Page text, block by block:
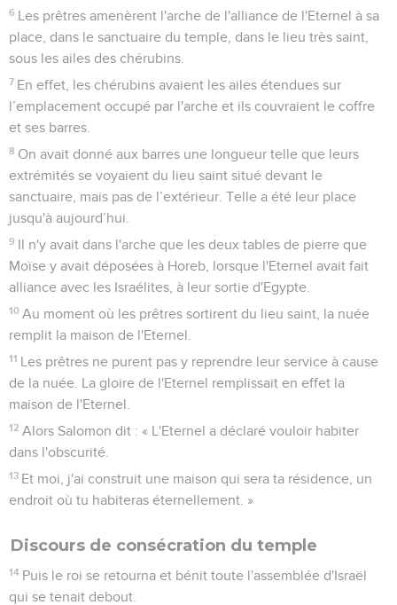
6 Les prêtres amenèrent l'arche de l'alliance de l'Eternel à sa
place, dans le sanctuaire du temple, dans le lieu très saint,
sous les ailes des chérubins.
7 En effet, les chérubins avaient les ailes étendues sur
l’emplacement occupé par l'arche et ils couvraient le coffre
et ses barres.
8 On avait donné aux barres une longueur telle que leurs
extrémités se voyaient du lieu saint situé devant le
sanctuaire, mais pas de l’extérieur. Telle a été leur place
jusqu'à aujourd’hui.
9 Il n'y avait dans l'arche que les deux tables de pierre que
Moïse y avait déposées à Horeb, lorsque l'Eternel avait fait
alliance avec les Israélites, à leur sortie d'Egypte.
10 Au moment où les prêtres sortirent du lieu saint, la nuée
remplit la maison de l'Eternel.
11 Les prêtres ne purent pas y reprendre leur service à cause
de la nuée. La gloire de l'Eternel remplissait en effet la
maison de l'Eternel.
12 Alors Salomon dit : « L'Eternel a déclaré vouloir habiter
dans l'obscurité.
13 Et moi, j'ai construit une maison qui sera ta résidence, un
endroit où tu habiteras éternellement. »
Discours de consécration du temple
14 Puis le roi se retourna et bénit toute l'assemblée d'Israël
qui se tenait debout.